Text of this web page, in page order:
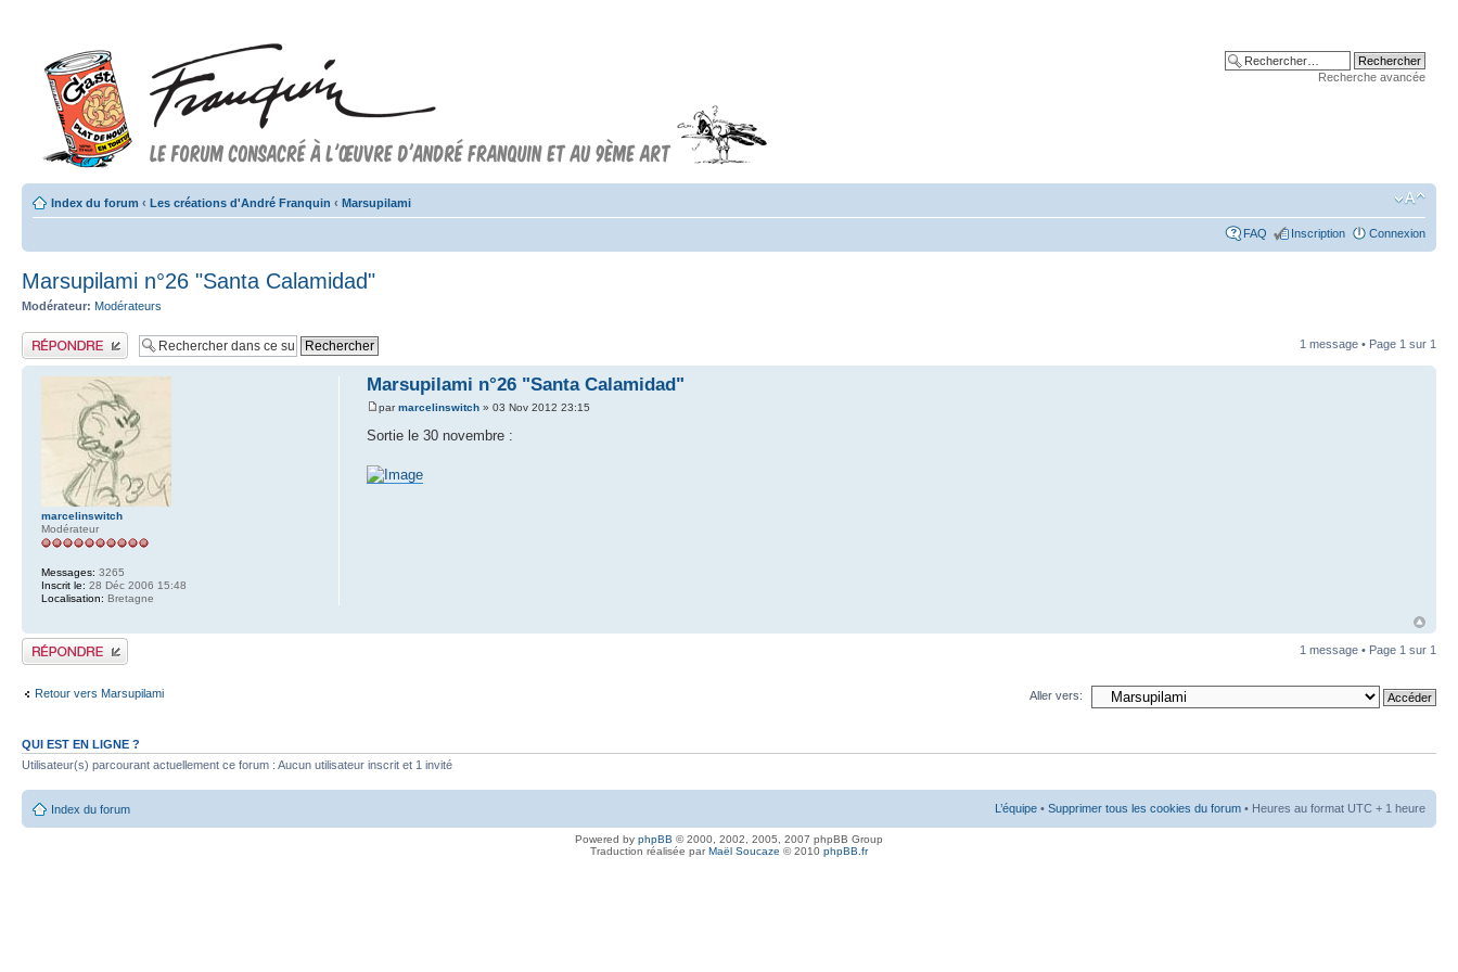
Recherche avancée
Index du forum ‹ Les créations d'André Franquin ‹ Marsupilami
FAQ Inscription Connexion
Marsupilami n°26 "Santa Calamidad"
Modérateur: Modérateurs
Publier une réponse 1 message • Page 1 sur 1
Marsupilami n°26 "Santa Calamidad"
parmarcelinswitch » 03 Nov 2012 23:15
Sortie le 30 novembre :
marcelinswitch
Modérateur
Messages: 3265
Inscrit le: 28 Déc 2006 15:48
Localisation: Bretagne
Publier une réponse 1 message • Page 1 sur 1
Retour vers Marsupilami Aller vers:
QUI EST EN LIGNE ?
Utilisateur(s) parcourant actuellement ce forum : Aucun utilisateur inscrit et 1 invité
Index du forum L’équipe • Supprimer tous les cookies du forum • Heures au format UTC + 1 heure
Powered by phpBB © 2000, 2002, 2005, 2007 phpBB Group
Traduction réalisée parMaël Soucaze © 2010 phpBB.fr